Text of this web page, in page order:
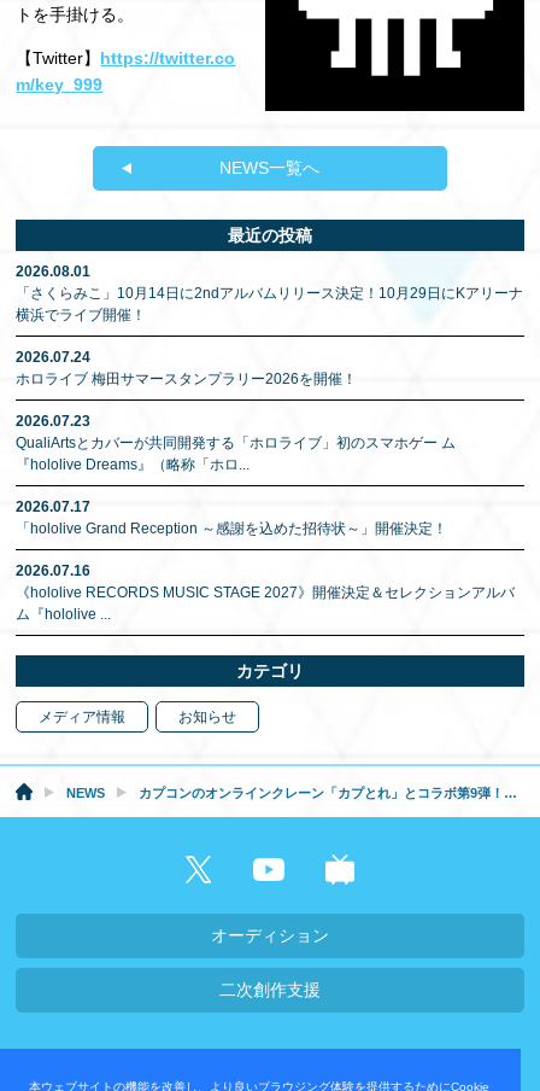
本ウェブサイトの機能を改善し、より良いブラウジング体験を提供するためにCookie
トを手掛ける。
【Twitter】 https://twitter.co
m/key_999
NEWS一覧へ
最近の投稿
2026.08.01
「さくらみこ」10月14日に2ndアルバムリリース決定！10月29日にKアリーナ
横浜でライブ開催！
2026.07.24
ホロライブ 梅田サマースタンプラリー2026を開催！
2026.07.23
QualiArtsとカバーが共同開発する「ホロライブ」初のスマホゲー ム
『hololive Dreams』（略称「ホロ ...
2026.07.17
「hololive Grand Reception ～感謝を込めた招待状～」開催決定！
2026.07.16
《hololive RECORDS MUSIC STAGE 2027》開催決定＆セレクションアルバ
ム『hololive ...
カテゴリ
メディア情報 お知らせ
NEWS カプコンのオンラインクレーン「カプとれ」とコラボ第9弾！「百鬼あやめ」のコラボグッズが11月4日（金）21時から投入開始！
オーディション
二次創作支援